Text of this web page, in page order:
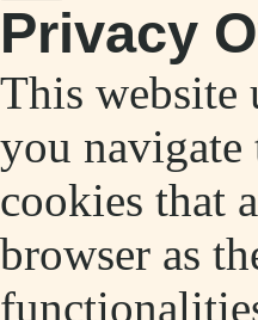
Privacy
This website
you navigate
cookies that
browser as